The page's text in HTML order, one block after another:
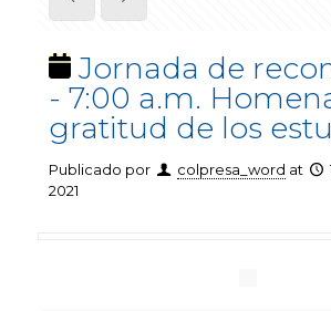
Jornada de
- 7:00 a.m.
gratitud de los
Publicado por colpresa_word at
2021